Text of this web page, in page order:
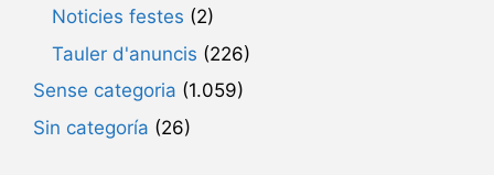
Noticies festes (2)
Tauler d'anuncis (226)
Sense categoria (1.059)
Sin categoría (26)